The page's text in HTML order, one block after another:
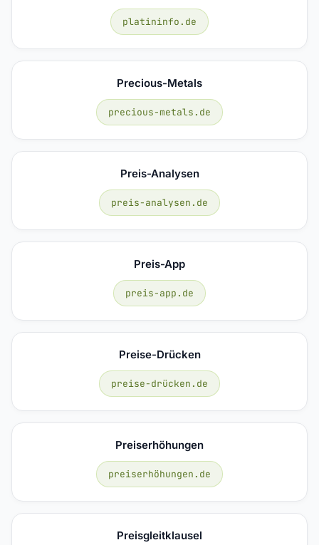
platininfo.de
Precious-Metals
precious-metals.de
Preis-Analysen
preis-analysen.de
Preis-App
preis-app.de
Preise-Drücken
preise-drücken.de
Preiserhöhungen
preiserhöhungen.de
Preisgleitklausel